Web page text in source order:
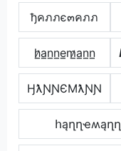
ђคภภє๓คภภ
h̷̲a̲n̲n̲e̲m̷̲a̲n̲n̲
ӇƛƝƝЄMƛƝƝ
հąղղҽʍąղղ